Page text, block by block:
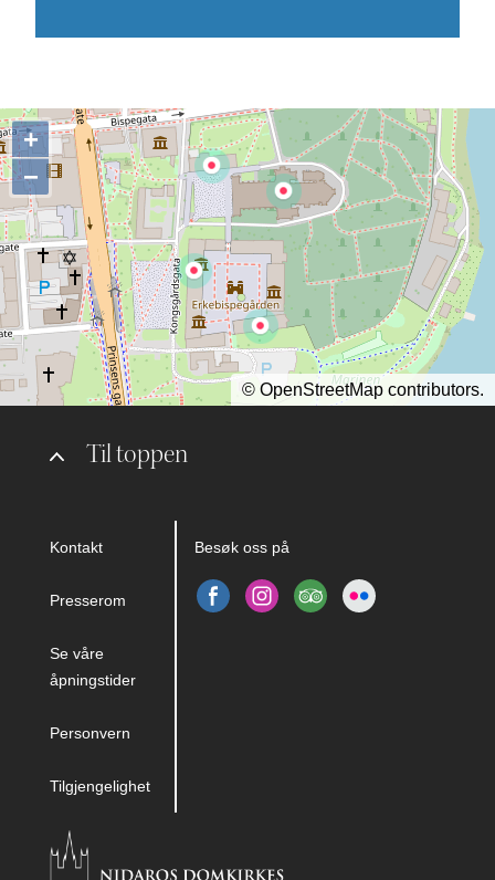
Til toppen
Kontakt
Presserom
Se våre
åpningstider
Personvern
Tilgjengelighet
Besøk oss på
+
−
© OpenStreetMap contributors.